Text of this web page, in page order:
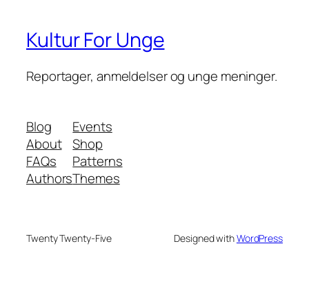
Kultur For Unge
Reportager, anmeldelser og unge meninger.
Blog
About
FAQs
Authors
Events
Shop
Patterns
Themes
Twenty Twenty-Five Designed withWordPress